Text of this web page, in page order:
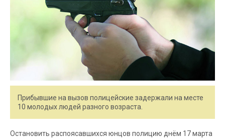
Прибывшие на вызов полицейские задержали на месте
10 молодых людей разного возраста.
Остановить распоясавшихся юнцов полицию днём 17 марта